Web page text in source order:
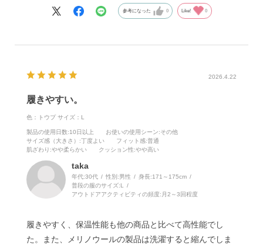
参考になった 0 Like! 0
2026.4.22
履きやすい。
色：トウプ サイズ：L
製品の使用日数:10日以上 お使いの使用シーン:その他
サイズ感（大きさ） :丁度よい フィット感:普通
肌ざわり :やや柔らかい クッション性:やや高い
taka
年代:30代 性別:男性 身長:171～175cm
普段の服のサイズ:L
アウトドアアクティビティの頻度: 月2～3回程度
履きやすく、保温性能も他の商品と比べて高性能でし
た。また、メリノウールの製品は洗濯すると縮んでしま